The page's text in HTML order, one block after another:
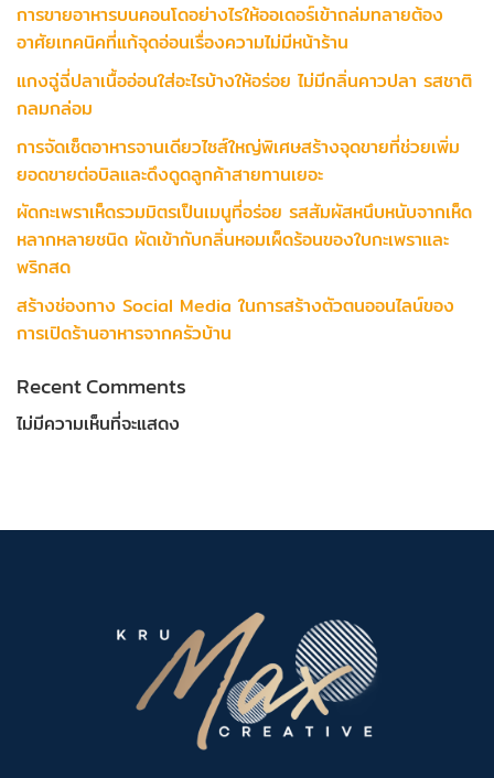
การขายอาหารบนคอนโดอย่างไรให้ออเดอร์เข้าถล่มทลายต้อง
อาศัยเทคนิคที่แก้จุดอ่อนเรื่องความไม่มีหน้าร้าน
แกงฉู่ฉี่ปลาเนื้ออ่อนใส่อะไรบ้างให้อร่อย ไม่มีกลิ่นคาวปลา รสชาติ
กลมกล่อม
การจัดเซ็ตอาหารจานเดียวไซส์ใหญ่พิเศษสร้างจุดขายที่ช่วยเพิ่ม
ยอดขายต่อบิลและดึงดูดลูกค้าสายทานเยอะ
ผัดกะเพราเห็ดรวมมิตรเป็นเมนูที่อร่อย รสสัมผัสหนึบหนับจากเห็ด
หลากหลายชนิด ผัดเข้ากับกลิ่นหอมเผ็ดร้อนของใบกะเพราและ
พริกสด
สร้างช่องทาง Social Media ในการสร้างตัวตนออนไลน์ของ
การเปิดร้านอาหารจากครัวบ้าน
Recent Comments
ไม่มีความเห็นที่จะแสดง